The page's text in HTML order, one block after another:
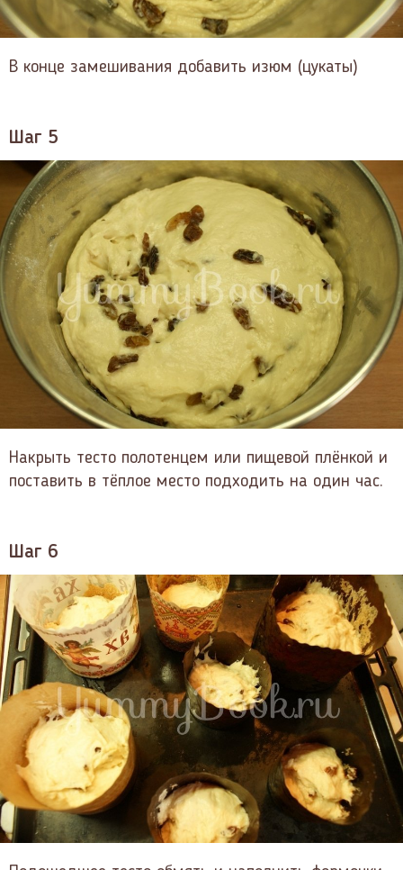
В конце замешивания добавить изюм (цукаты)
Шаг 5
Накрыть тесто полотенцем или пищевой плёнкой и
поставить в тёплое место подходить на один час.
Шаг 6